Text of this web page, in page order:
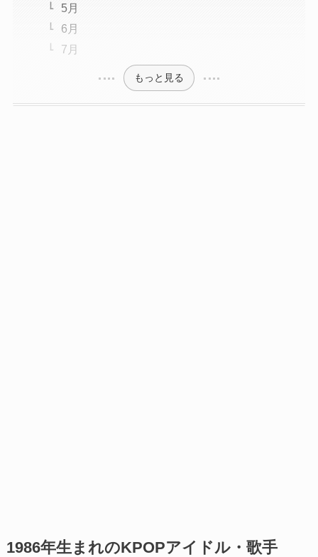
5月
6月
7月
もっと見る
1986年生まれのKPOPアイドル・歌手